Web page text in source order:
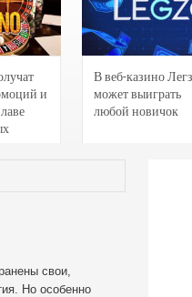
и
В веб-казино
может выиграть
любой новичок
свои,
Но особенно